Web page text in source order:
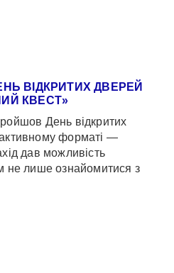
ВІДКРИТИХ ДВЕРЕЙ
КВЕСТ»
День відкритих
форматі —
дав можливість
не лише ознайомитися з